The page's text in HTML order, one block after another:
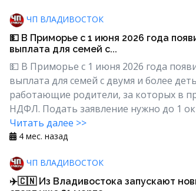
ЧП ВЛАДИВОСТОК
💵 В Приморье с 1 июня 2026 года
выплата для семей с...
💵 В Приморье с 1 июня 2026 года
выплата для семей с двумя и более
работающие родители, за которых в
НДФЛ. Подать заявление нужно до 1
Читать далее >>
4 мес. назад
ЧП ВЛАДИВОСТОК
✈️🇨🇳 Из Владивостока запускают